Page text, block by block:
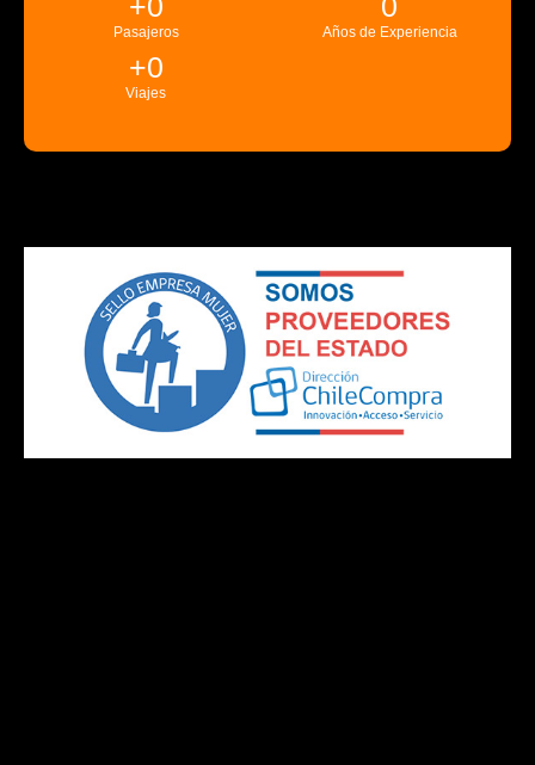
Pasajeros Años de Experiencia
Viajes
+0